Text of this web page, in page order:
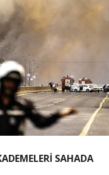
SAHADA